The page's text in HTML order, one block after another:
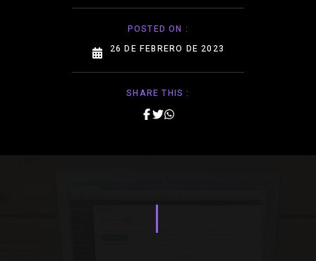
POSTED ON :
26 DE FEBRERO DE 2023
SHARE THIS :